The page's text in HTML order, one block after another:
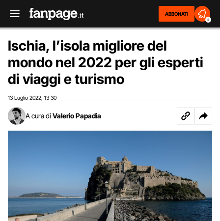
ABBONATI
2
Ischia, l’isola migliore del
mondo nel 2022 per gli esperti
di viaggi e turismo
13 Luglio 2022 13:30
A cura di Valerio Papadia